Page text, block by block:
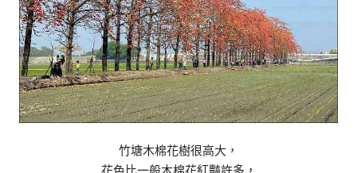
竹塘木棉花樹很高大，
花色比一般木棉花紅豔許多，